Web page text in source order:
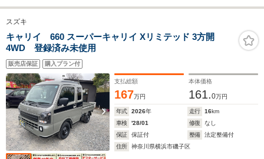
スズキ
キャリイ 660 スーパーキャリイ Xリミテッド 3方開
4WD 登録済み未使用
販売店保証 購入プラン付
支払総額
167万円
本体価格
161.0万円
年式 2026年 走行 16km
車検
'28/01 修復
なし
保証
保証付 整備
法定整備付
住所
神奈川県横浜市磯子区